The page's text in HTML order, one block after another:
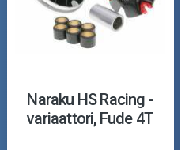
Naraku HS Racing -
variaattori, Fude 4T